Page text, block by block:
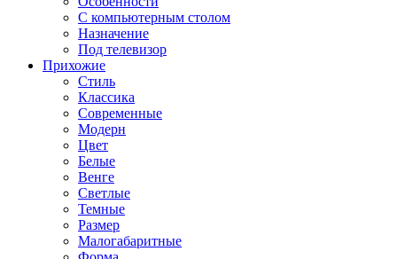
С компьютерным столом
Назначение
Под телевизор
Прихожие
Стиль
Классика
Современные
Модерн
Цвет
Белые
Венге
Светлые
Темные
Размер
Малогабаритные